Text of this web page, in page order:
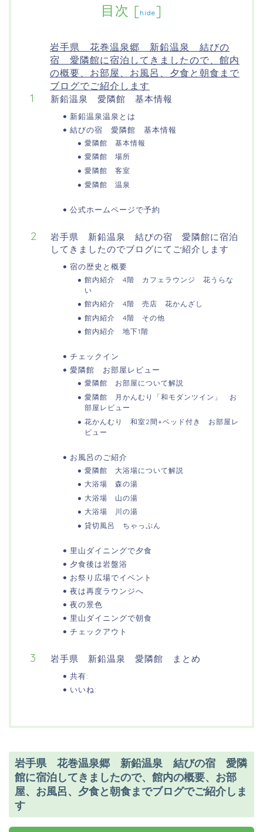
目次 [hide]
岩手県 花巻温泉郷 新鉛温泉 結びの
宿 愛隣館に宿泊してきましたので、館内
の概要、お部屋、お風呂、夕食と朝食まで
ブログでご紹介します
新鉛温泉 愛隣館 基本情報
新鉛温泉温泉とは
結びの宿 愛隣館 基本情報
愛隣館 基本情報
愛隣館 場所
愛隣館 客室
愛隣館 温泉
公式ホームページで予約
岩手県 新鉛温泉 結びの宿 愛隣館に宿泊
してきましたのでブログにてご紹介します
宿の歴史と概要
館内紹介 4階 カフェラウンジ 花うらな
い
館内紹介 4階 売店 花かんざし
館内紹介 4階 その他
館内紹介 地下1階
チェックイン
愛隣館 お部屋レビュー
愛隣館 お部屋について解説
愛隣館 月かんむり「和モダンツイン」 お
部屋レビュー
花かんむり 和室2間+ベッド付き お部屋レ
ビュー
お風呂のご紹介
愛隣館 大浴場について解説
大浴場 森の湯
大浴場 山の湯
大浴場 川の湯
貸切風呂 ちゃっぷん
里山ダイニングで夕食
夕食後は岩盤浴
お祭り広場でイベント
夜は再度ラウンジへ
夜の景色
里山ダイニングで朝食
チェックアウト
岩手県 新鉛温泉 愛隣館 まとめ
共有:
いいね:
岩手県 花巻温泉郷 新鉛温泉 結びの宿 愛隣
館に宿泊してきましたので、館内の概要、お部
屋、お風呂、夕食と朝食までブログでご紹介しま
す